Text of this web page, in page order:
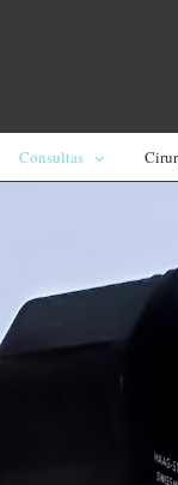
Consultas